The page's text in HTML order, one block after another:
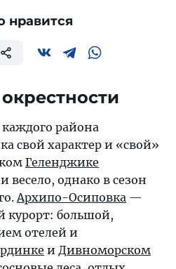
нравится
каждого района
свой характер и «свой»
Геленджике
однако в сезон
Архипо-Осиповка —
курорт: большой,
отелей и
и Дивноморском